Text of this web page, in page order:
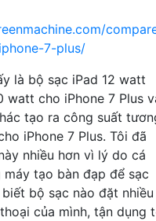
7-plus/
là bộ sạc iPad 12 watt
watt cho iPhone 7 Plus
tạo ra công suất
iPhone 7 Plus. Tôi đã
nhiều hơn vì lý do cá
tạo bàn đạp để sạc
bộ sạc nào đặt nhiều
của mình, tận dụng